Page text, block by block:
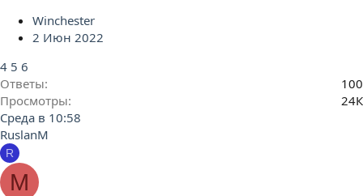
Winchester
2 Июн 2022
4 5 6
Ответы
100
Просмотры
24К
Среда в 10:58
RuslanM
R
М